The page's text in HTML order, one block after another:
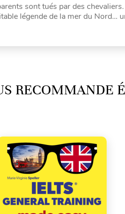
sont tués par des
légende de la mer du Nord…
RECOMMANDE